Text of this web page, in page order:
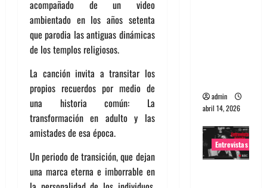
acompañado de un video
ambientado en los años setenta
que parodia las antiguas dinámicas
de los templos religiosos.
La canción invita a transitar los
propios recuerdos por medio de
una historia común: La
transformación en adulto y las
amistades de esa época.
Un periodo de transición, que dejan
una marca eterna e imborrable en
admin
abril 14, 2026
Entrevistas